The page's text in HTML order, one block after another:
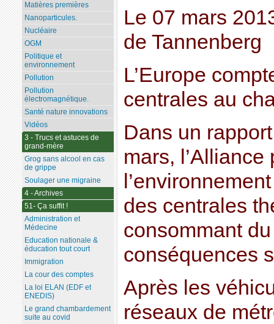
Le 07 mars
de Tannenberg
L’Europe
centrales au
Dans un
mars,
des centrales
consommant
conséquences
Après les
réseaux de
Matières premières
Nanoparticules.
Nucléaire
OGM
Politique et
environnement
Pollution
Pollution
électromagnétique.
Santé nature innovations
Vidéos
3 - Trucs et astuces de
grand-mère
Grog sans alcool en cas
de grippe
Soulager une migraine
4 - Archives
51- Ça suffit !
Administration et
Médecine
Education nationale &
éducation tout court
Immigration
La cour des comptes
La loi ELAN (EDF et
ENEDIS)
Le grand chambardement
suite au covid